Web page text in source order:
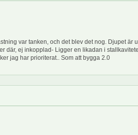
var tanken, och det blev det nog. Djupet
ej inkopplad- Ligger en likadan i
jag har prioriterat.. Som att bygga 2.0